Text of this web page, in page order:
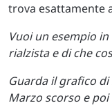
trova esattamente
Vuoi un esempio
rialzista e di che
Guarda il grafico di
Marzo scorso e poi